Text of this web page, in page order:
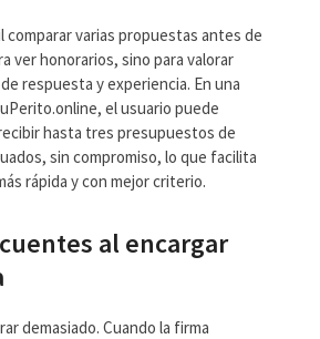
comparar varias propuestas antes de
ver honorarios, sino para valorar
respuesta y experiencia. En una
el usuario puede
hasta tres presupuestos de
sin compromiso, lo que facilita
rápida y con mejor criterio.
al encargar
demasiado. Cuando la firma